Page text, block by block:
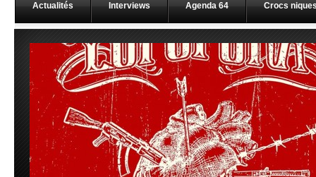
Actualités Interviews Agenda 64 Crocs